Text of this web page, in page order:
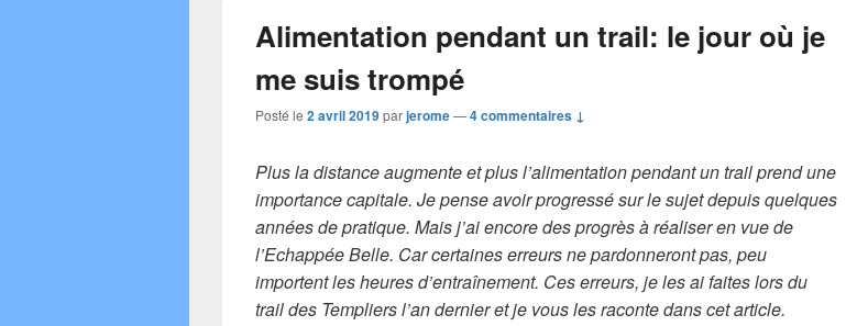
Alimentation pendant un trail: le jour où je
me suis trompé
Posté le 2 avril 2019parjerome—4 commentaires ↓
Plus la distance augmente et plus l’alimentation pendant un trail prend une
importance capitale. Je pense avoir progressé sur le sujet depuis quelques
années de pratique. Mais j’ai encore des progrès à réaliser en vue de
l’Echappée Belle. Car certaines erreurs ne pardonneront pas, peu
importent les heures d’entraînement. Ces erreurs, je les ai faites lors du
trail des Templiers l’an dernier et je vous les raconte dans cet article.